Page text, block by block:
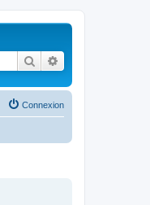
Rechercher
Connexion